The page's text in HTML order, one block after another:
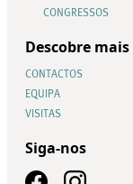
CONGRESSOS
Descobre mais
CONTACTOS
EQUIPA
VISITAS
Siga-nos